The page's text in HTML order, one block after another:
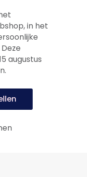
in het
augustus